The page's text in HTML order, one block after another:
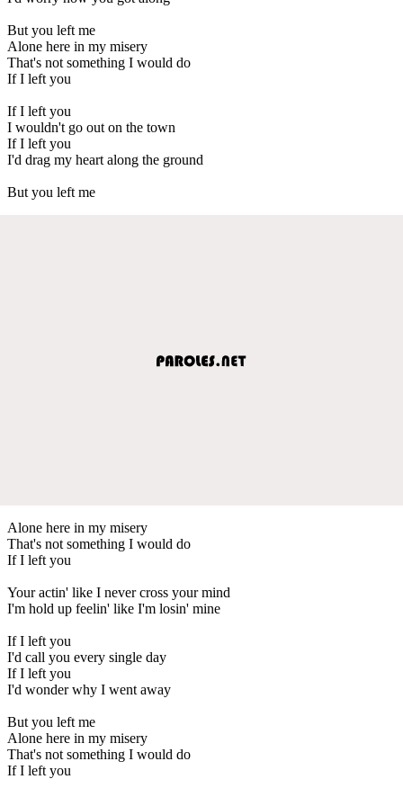
But you left me
Alone here in my misery
That's not something I would do
If I left you
If I left you
I wouldn't go out on the town
If I left you
I'd drag my heart along the ground
But you left me
Alone here in my misery
That's not something I would do
If I left you
Your actin' like I never cross your mind
I'm hold up feelin' like I'm losin' mine
If I left you
I'd call you every single day
If I left you
I'd wonder why I went away
But you left me
Alone here in my misery
That's not something I would do
If I left you